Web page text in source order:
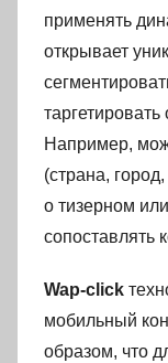
применять
открывает
Например,
(страна,
о тизерном
сопоставлять
Wap-click
мобильный
образом, что